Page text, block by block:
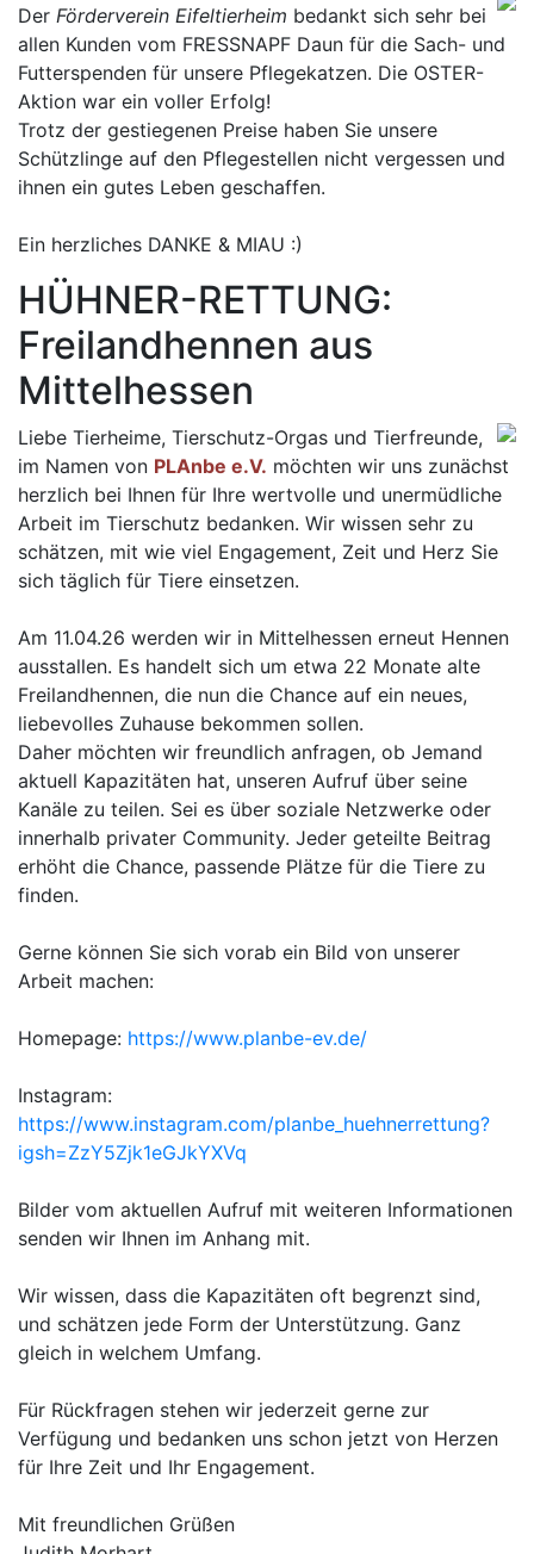
Der Förderverein Eifeltierheim bedankt sich sehr bei
allen Kunden vom FRESSNAPF Daun für die Sach- und
Futterspenden für unsere Pflegekatzen. Die OSTER-
Aktion war ein voller Erfolg!
Trotz der gestiegenen Preise haben Sie unsere
Schützlinge auf den Pflegestellen nicht vergessen und
ihnen ein gutes Leben geschaffen.
Ein herzliches DANKE & MIAU :)
HÜHNER-RETTUNG:
Freilandhennen aus
Mittelhessen
Liebe Tierheime, Tierschutz-Orgas und Tierfreunde,
im Namen von PLAnbe e.V. möchten wir uns zunächst
herzlich bei Ihnen für Ihre wertvolle und unermüdliche
Arbeit im Tierschutz bedanken. Wir wissen sehr zu
schätzen, mit wie viel Engagement, Zeit und Herz Sie
sich täglich für Tiere einsetzen.
Am 11.04.26 werden wir in Mittelhessen erneut Hennen
ausstallen. Es handelt sich um etwa 22 Monate alte
Freilandhennen, die nun die Chance auf ein neues,
liebevolles Zuhause bekommen sollen.
Daher möchten wir freundlich anfragen, ob Jemand
aktuell Kapazitäten hat, unseren Aufruf über seine
Kanäle zu teilen. Sei es über soziale Netzwerke oder
innerhalb privater Community. Jeder geteilte Beitrag
erhöht die Chance, passende Plätze für die Tiere zu
finden.
Gerne können Sie sich vorab ein Bild von unserer
Arbeit machen:
Homepage: https://www.planbe-ev.de/
Instagram:
https://www.instagram.com/planbe_huehnerrettung?
igsh=ZzY5Zjk1eGJkYXVq
Bilder vom aktuellen Aufruf mit weiteren Informationen
senden wir Ihnen im Anhang mit.
Wir wissen, dass die Kapazitäten oft begrenzt sind,
und schätzen jede Form der Unterstützung. Ganz
gleich in welchem Umfang.
Für Rückfragen stehen wir jederzeit gerne zur
Verfügung und bedanken uns schon jetzt von Herzen
für Ihre Zeit und Ihr Engagement.
Mit freundlichen Grüßen